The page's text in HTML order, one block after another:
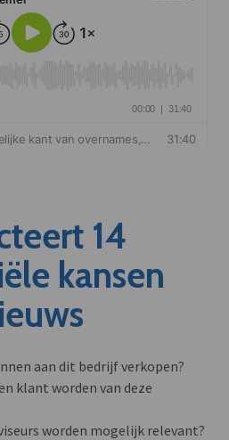
14
kansen
aan dit bedrijf verkopen?
klant worden van deze
worden mogelijk relevant?